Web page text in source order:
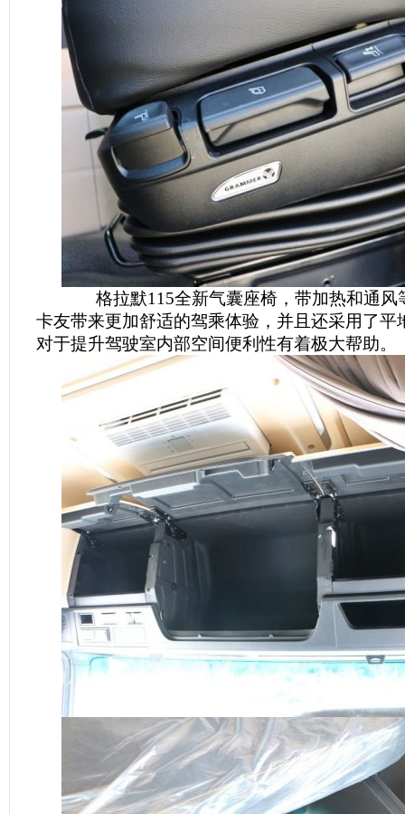
格拉默115全新气囊座椅，带加热和通风
卡友带来更加舒适的驾乘体验，并且还采用了平
对于提升驾驶室内部空间便利性有着极大帮助。